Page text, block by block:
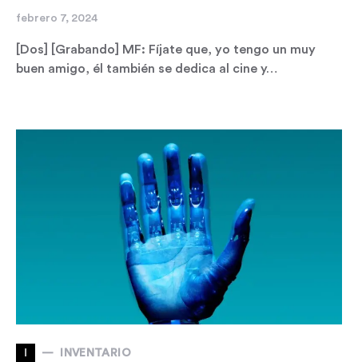
febrero 7, 2024
[Dos] [Grabando] MF: Fíjate que, yo tengo un muy
buen amigo, él también se dedica al cine y…
I INVENTARIO